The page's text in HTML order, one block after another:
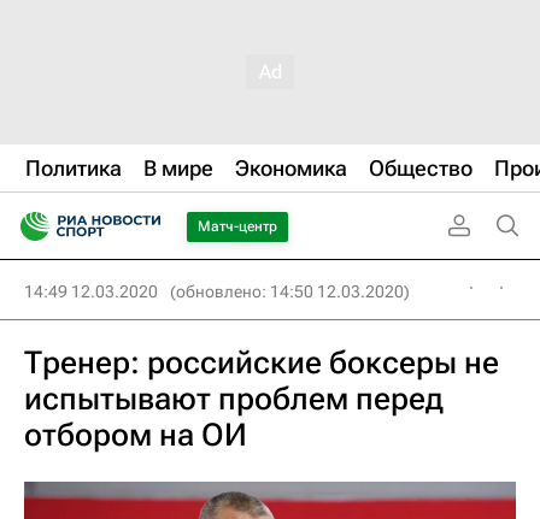
Политика В мире Экономика Общество
Матч-центр
14:49 12.03.2020 (обновлено: 14:50 12.03.2020)
Тренер: российские боксеры не
испытывают проблем перед
отбором на ОИ